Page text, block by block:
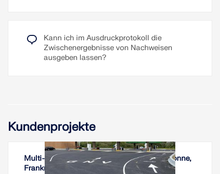
kann als eigenständiges RFEM-Modell gespeichert
und verwendet werden.
Kann ich im Ausdruckprotokoll die
Zwischenergebnisse von Nachweisen
ausgeben lassen?
Kundenprojekte
Multi-Energie-Tankstelle in Les Sables-d'Olonne,
Frankreich